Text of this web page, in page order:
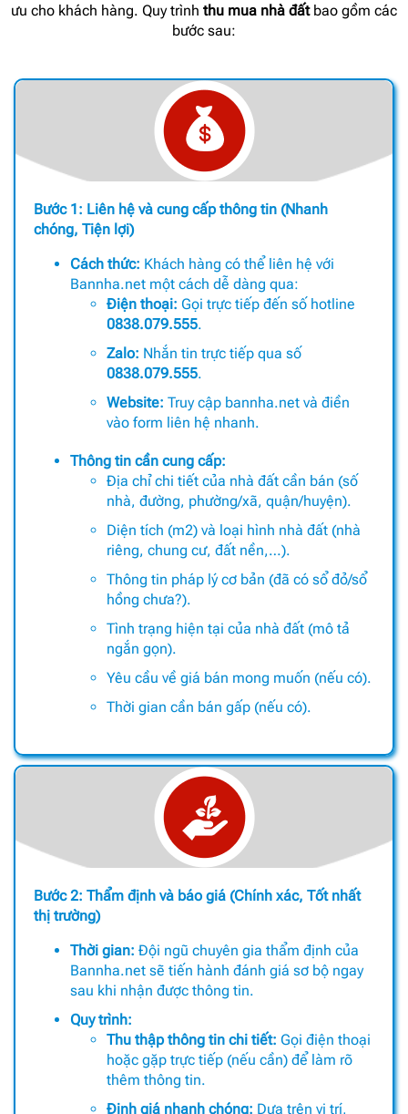
ưu cho khách hàng. Quy trình thu mua nhà đấtbao gồm các
bước sau:
Bước 1: Liên hệ và cung cấp thông tin (Nhanh
chóng, Tiện lợi)
Cách thức: Khách hàng có thể liên hệ với
Bannha.net một cách dễ dàng qua:
Điện thoại: Gọi trực tiếp đến số hotline
0838.079.555.
Zalo: Nhắn tin trực tiếp qua số
0838.079.555.
Website: Truy cập bannha.net và điền
vào form liên hệ nhanh.
Thông tin cần cung cấp:
Địa chỉ chi tiết của nhà đất cần bán (số
nhà, đường, phường/xã, quận/huyện).
Diện tích (m2) và loại hình nhà đất (nhà
riêng, chung cư, đất nền,…).
Thông tin pháp lý cơ bản (đã có sổ đỏ/sổ
hồng chưa?).
Tình trạng hiện tại của nhà đất (mô tả
ngắn gọn).
Yêu cầu về giá bán mong muốn (nếu có).
Thời gian cần bán gấp (nếu có).
Bước 2: Thẩm định và báo giá (Chính xác, Tốt nhất
thị trường)
Thời gian: Đội ngũ chuyên gia thẩm định của
Bannha.net sẽ tiến hành đánh giá sơ bộ ngay
sau khi nhận được thông tin.
Quy trình:
Thu thập thông tin chi tiết: Gọi điện thoại
hoặc gặp trực tiếp (nếu cần) để làm rõ
thêm thông tin.
Định giá nhanh chóng: Dựa trên vị trí,